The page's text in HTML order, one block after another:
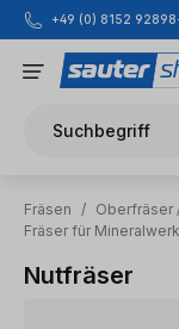
Zum Hauptinhalt
+49 (0) 8152
Suchbegriff
Fräsen / Oberfräser
Fräser für
Nutfräser